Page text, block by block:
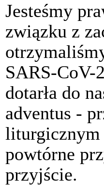
Jesteśmy
związku z
SARS-CoV-
dotarła do
adventus -
liturgicznym
powtórne
przyjście.